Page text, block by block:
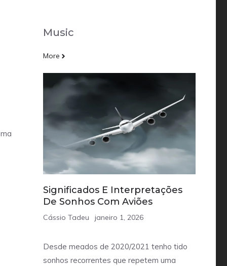
Music
More
Significados E Interpretações
De Sonhos Com Aviões
Cássio Tadeu janeiro 1, 2026
Desde meados de 2020/2021 tenho tido
sonhos recorrentes que repetem uma